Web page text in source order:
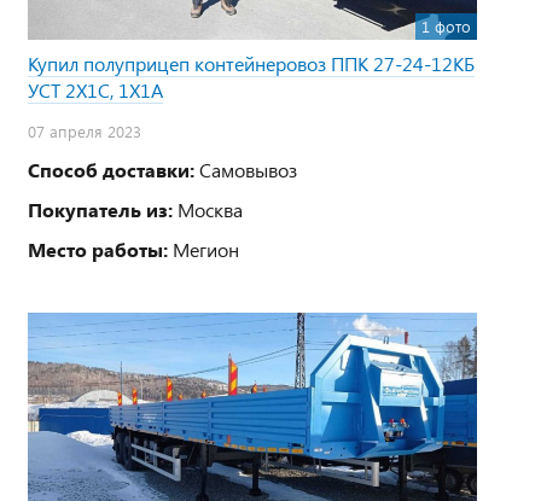
1 фото
Купил полуприцеп контейнеровоз ППК 27-24-12КБ
УСТ 2Х1С, 1Х1А
07 апреля 2023
Способ доставки:Самовывоз
Покупатель из: Москва
Место работы: Мегион